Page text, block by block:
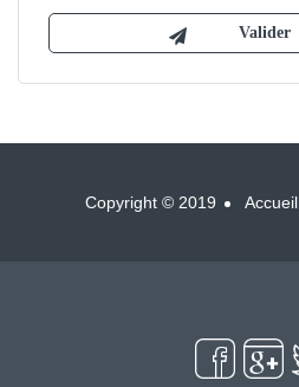
Copyright © 2019 Accueil